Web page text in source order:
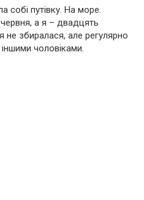
собі путівку. На море.
а я – двадцять
збиралася, але регулярно
чоловіками.